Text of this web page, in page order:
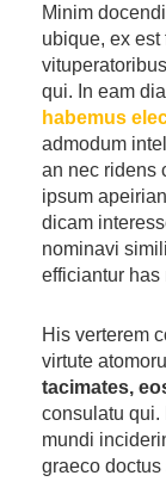
Minim
ubique, ex
qui. In eam
habemus
admodum
an nec ridens
ipsum
dicam
nominavi
efficiantur has
His verterem
virtute
tacimates,
consulatu qui.
mundi
graeco